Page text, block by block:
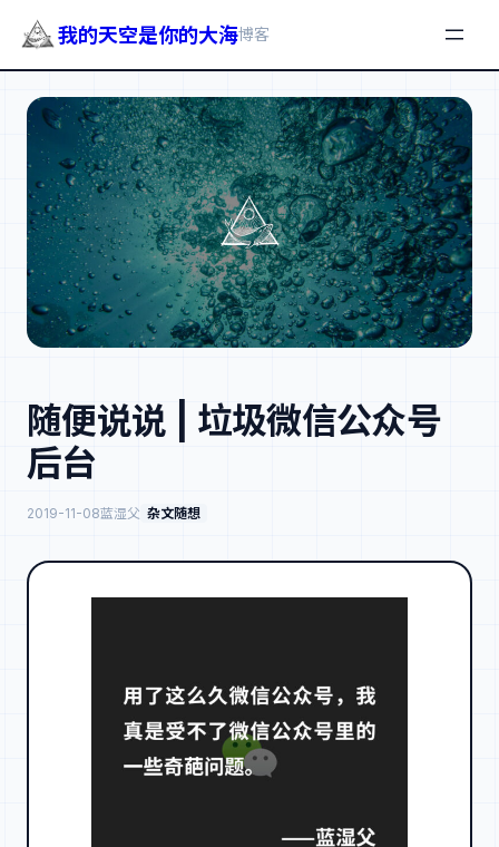
我的天空是你的大海博客
随便说说 | 垃圾微信公众号
后台
2019-11-08蓝湿父 杂文随想